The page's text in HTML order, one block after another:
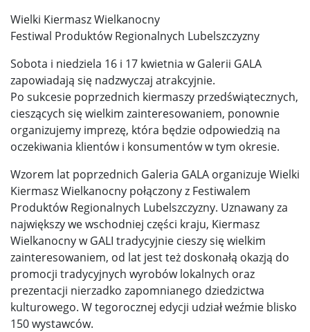
Wielki Kiermasz Wielkanocny
Festiwal Produktów Regionalnych Lubelszczyzny
Sobota i niedziela 16 i 17 kwietnia w Galerii GALA
zapowiadają się nadzwyczaj atrakcyjnie.
Po sukcesie poprzednich kiermaszy przedświątecznych,
cieszących się wielkim zainteresowaniem, ponownie
organizujemy imprezę, która będzie odpowiedzią na
oczekiwania klientów i konsumentów w tym okresie.
Wzorem lat poprzednich Galeria GALA organizuje Wielki
Kiermasz Wielkanocny połączony z Festiwalem
Produktów Regionalnych Lubelszczyzny. Uznawany za
największy we wschodniej części kraju, Kiermasz
Wielkanocny w GALI tradycyjnie cieszy się wielkim
zainteresowaniem, od lat jest też doskonałą okazją do
promocji tradycyjnych wyrobów lokalnych oraz
prezentacji nierzadko zapomnianego dziedzictwa
kulturowego. W tegorocznej edycji udział weźmie blisko
150 wystawców.